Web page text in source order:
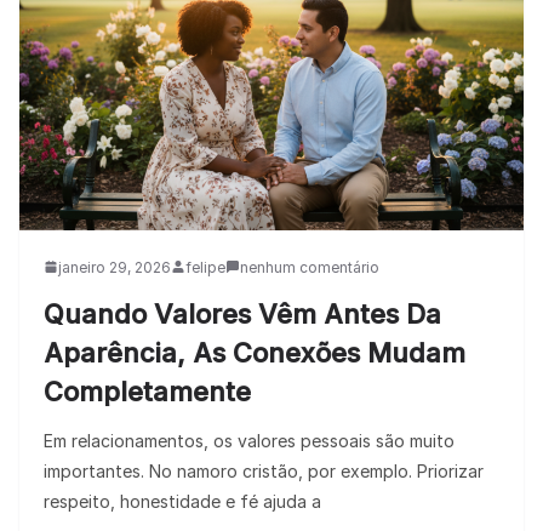
janeiro 29, 2026 felipe nenhum comentário
Quando Valores Vêm Antes Da
Aparência, As Conexões Mudam
Completamente
Em relacionamentos, os valores pessoais são muito
importantes. No namoro cristão, por exemplo. Priorizar
respeito, honestidade e fé ajuda a